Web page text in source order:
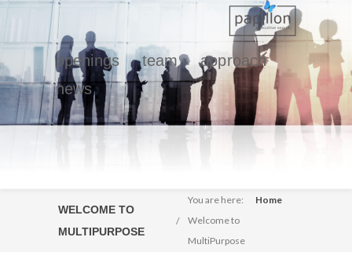
openings team
approach
news
WELCOME TO
MULTIPURPOSE
You are here:
Home
Welcome to
MultiPurpose